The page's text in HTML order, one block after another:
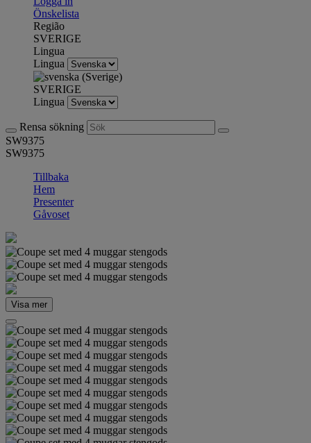
Önskelista
Região
SVERIGE
Lingua
Lingua
SVERIGE
Lingua
Rensa sökning
SW9375
SW9375
Tillbaka
Hem
Presenter
Gåvoset
Visa mer